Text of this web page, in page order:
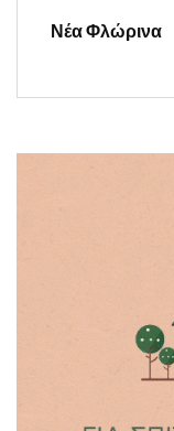
Νέα Φλώρινα